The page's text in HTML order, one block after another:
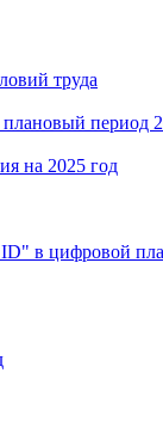
труда
период
на 2025 год
в цифровой